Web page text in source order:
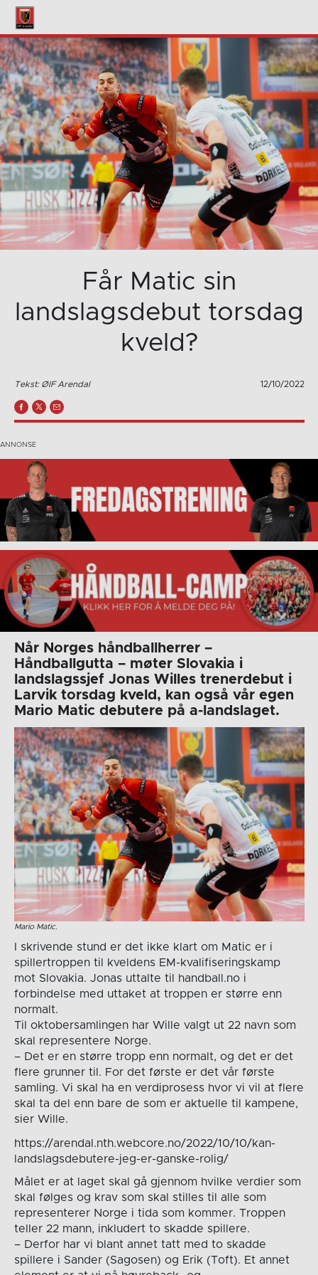
Får Matic sin
landslagsdebut torsdag
kveld?
Tekst: ØIF Arendal 12/10/2022
Når Norges håndballherrer –
Håndballgutta – møter Slovakia i
landslagssjef Jonas Willes trenerdebut i
Larvik torsdag kveld, kan også vår egen
Mario Matic debutere på a-landslaget.
Mario Matic.
I skrivende stund er det ikke klart om Matic er i
spillertroppen til kveldens EM-kvalifiseringskamp
mot Slovakia. Jonas uttalte til handball.no i
forbindelse med uttaket at troppen er større enn
normalt.
Til oktobersamlingen har Wille valgt ut 22 navn som
skal representere Norge.
– Det er en større tropp enn normalt, og det er det
flere grunner til. For det første er det vår første
samling. Vi skal ha en verdiprosess hvor vi vil at flere
skal ta del enn bare de som er aktuelle til kampene,
sier Wille.
https://arendal.nth.webcore.no/2022/10/10/kan-
landslagsdebutere-jeg-er-ganske-rolig/
Målet er at laget skal gå gjennom hvilke verdier som
skal følges og krav som skal stilles til alle som
representerer Norge i tida som kommer. Troppen
teller 22 mann, inkludert to skadde spillere.
– Derfor har vi blant annet tatt med to skadde
spillere i Sander (Sagosen) og Erik (Toft). Et annet